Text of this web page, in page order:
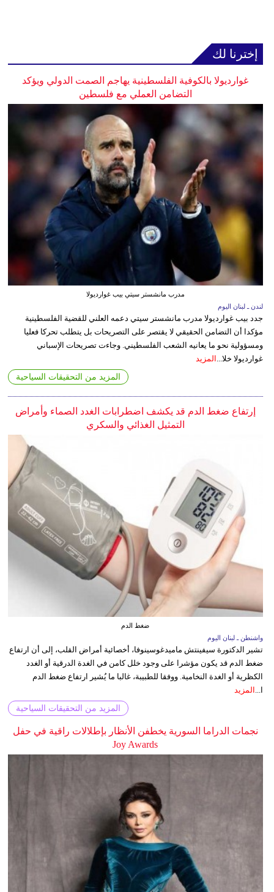
إخترنا لك
غوارديولا بالكوفية الفلسطينية يهاجم الصمت الدولي ويؤكد
التضامن العملي مع فلسطين
مدرب مانشستر سيتي بيب غوارديولا
لندن ـ لبنان اليوم
جدد بيب غوارديولا مدرب مانشستر سيتي دعمه العلني للقضية الفلسطينية
مؤكدا أن التضامن الحقيقي لا يقتصر على التصريحات بل يتطلب تحركا فعليا
ومسؤولية نحو ما يعانيه الشعب الفلسطيني. وجاءت تصريحات الإسباني
غوارديولا خلا... المزيد
المزيد من التحقيقات السياحية
إرتفاع ضغط الدم قد يكشف اضطرابات الغدد الصماء وأمراض
التمثيل الغذائي والسكري
ضغط الدم
واشنطن ـ لبنان اليوم
تشير الدكتورة سيفينتش ماميدغوسينوفا، أخصائية أمراض القلب، إلى أن ارتفاع
ضغط الدم قد يكون مؤشرا على وجود خلل كامن في الغدة الدرقية أو الغدد
الكظرية أو الغدة النخامية. ووفقا للطبيبة، غالبا ما يُشير ارتفاع ضغط الدم
ا... المزيد
المزيد من التحقيقات السياحية
نجمات الدراما السورية يخطفن الأنظار بإطلالات راقية في حفل
Joy Awards